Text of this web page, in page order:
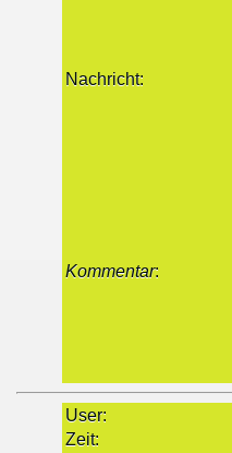
Nachricht:
Kommentar:
User:
Zeit: